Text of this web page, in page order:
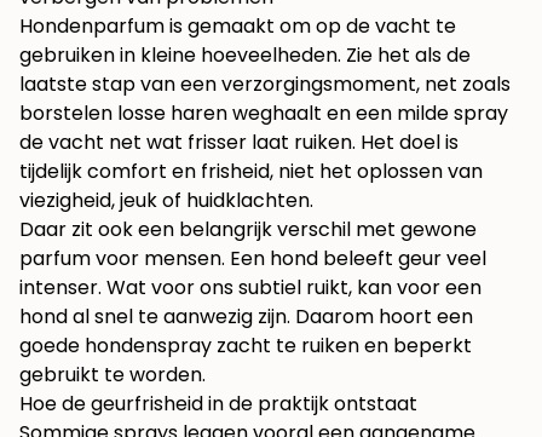
Hondenparfum is gemaakt om op de vacht te
gebruiken in kleine hoeveelheden. Zie het als de
laatste stap van een verzorgingsmoment, net zoals
borstelen losse haren weghaalt en een milde spray
de vacht net wat frisser laat ruiken. Het doel is
tijdelijk comfort en frisheid, niet het oplossen van
viezigheid, jeuk of huidklachten.
Daar zit ook een belangrijk verschil met gewone
parfum voor mensen. Een hond beleeft geur veel
intenser. Wat voor ons subtiel ruikt, kan voor een
hond al snel te aanwezig zijn. Daarom hoort een
goede hondenspray zacht te ruiken en beperkt
gebruikt te worden.
Hoe de geurfrisheid in de praktijk ontstaat